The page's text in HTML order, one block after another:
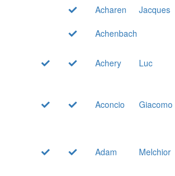
Acharen
Jacques
Achenbach
Achery
Luc
Aconcio Giacomo
Adam Melchior